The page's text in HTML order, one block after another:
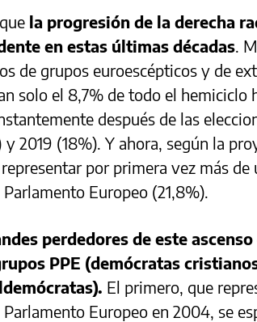
la progresión de la derecha
en estas últimas décadas.
de grupos euroescépticos y de
solo el 8,7% de todo el hemiciclo
después de las
y 2019 (18%). Y ahora, según la
por primera vez más
Europeo (21,8%).
perdedores de este
PPE (demócratas
El primero, que
Europeo en 2004, se